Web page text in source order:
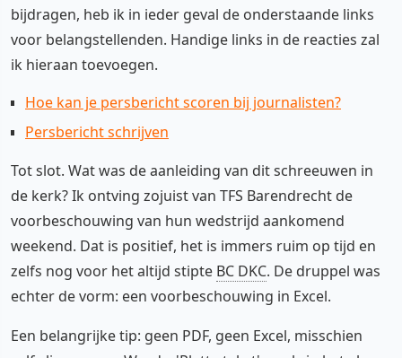
bijdragen, heb ik in ieder geval de onderstaande links
voor belangstellenden. Handige links in de reacties zal
ik hieraan toevoegen.
Hoe kan je persbericht scoren bij journalisten?
Persbericht schrijven
Tot slot. Wat was de aanleiding van dit schreeuwen in
de kerk? Ik ontving zojuist van TFS Barendrecht de
voorbeschouwing van hun wedstrijd aankomend
weekend. Dat is positief, het is immers ruim op tijd en
zelfs nog voor het altijd stipte BC DKC. De druppel was
echter de vorm: een voorbeschouwing in Excel.
Een belangrijke tip: geen PDF, geen Excel, misschien